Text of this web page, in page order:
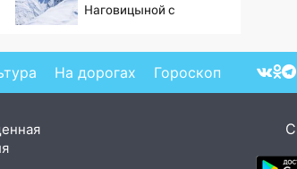
Наговицыной с
На дорогах Гороскоп